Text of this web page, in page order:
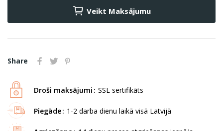
Veikt Maksājumu
Share
Droši maksājumi SSL sertifikāts
Piegāde 1-2 darba dienu laikā visā Latvijā